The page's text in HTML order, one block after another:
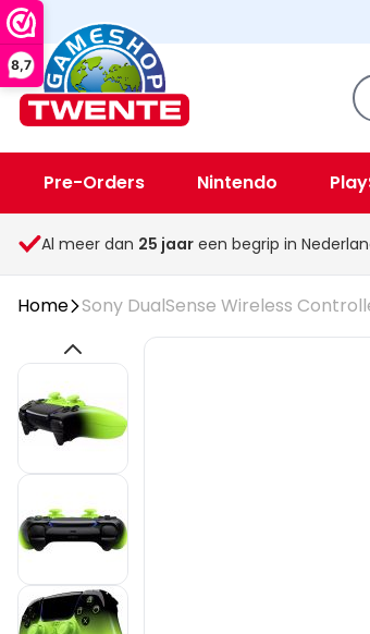
8,7
Pre-Orders Nintendo
Spellen & Speelgoed Overige
Al meer dan 25 jaar een begrip in
Home Sony DualSense Wireless